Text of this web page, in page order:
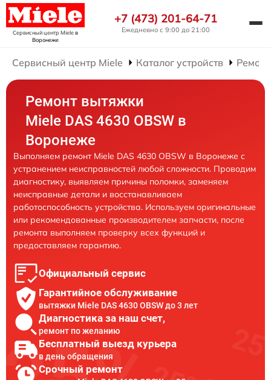
Сервисный центр Mieleв
Воронеже
+7 (473) 201-64-71
Ежедневно с 9:00 до 21:00
Сервисный центр Miele Каталог устройств
Ремонт вытяжки
Miele DAS 4630 OBSW в
Воронеже
Выполняем ремонт Miele DAS 4630 OBSW в Воронеже с
устранением неисправностей любой сложности. Проводим
диагностику, выявляем причины поломки, заменяем
неисправные детали и восстанавливаем
работоспособность устройства. Используем оригинальные
или рекомендованные производителем запчасти, после
ремонта выполняем проверку всех функций и
предоставляем гарантию.
Официальный сервис
Гарантийное обслуживание
вытяжки Miele DAS 4630 OBSW до 3 лет
Диагностика за наш счет,
ремонт по желанию
Бесплатный выезд курьера
в день обращения
Срочный ремонт